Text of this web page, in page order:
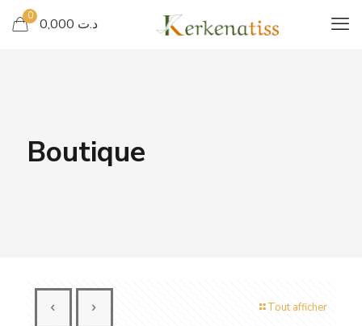
0 د.ت 0,000
Boutique
Tout afficher